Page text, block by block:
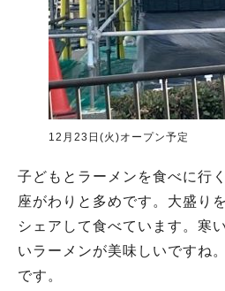
12月23日(火)オープン予定
子どもとラーメンを食べに行
座がわりと多めです。大盛り
シェアして食べています。寒
いラーメンが美味しいですね
です。